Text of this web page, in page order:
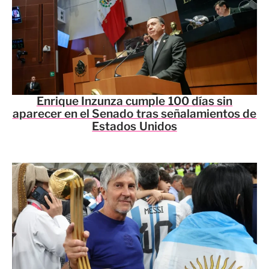
Enrique Inzunza cumple 100 días sin
aparecer en el Senado tras señalamientos de
Estados Unidos